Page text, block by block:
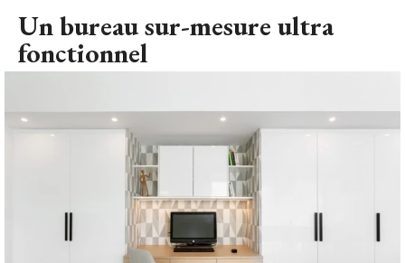
Un bureau sur-mesure ultra
fonctionnel